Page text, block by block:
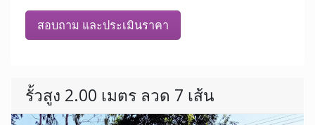
สอบถาม และประเมินราคา
รั้วสูง 2.00 เมตร ลวด 7 เส้น